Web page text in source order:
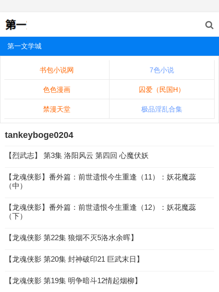
第一文学城
书包小说网 7色小说
色色漫画 囚爱（民国H）
禁漫天堂 极品淫乱合集
tankeyboge0204
【烈武志】 第3集 洛阳风云 第四回 心魔伏妖
【龙魂侠影】番外篇：前世遗恨今生重逢（11）：妖花魔蕊
（中）
【龙魂侠影】番外篇：前世遗恨今生重逢（12）：妖花魔蕊
（下）
【龙魂侠影 第22集 狼烟不灭5洛水余晖】
【龙魂侠影 第20集 封神破印21 巨武末日】
【龙魂侠影 第19集 明争暗斗12情起烟柳】